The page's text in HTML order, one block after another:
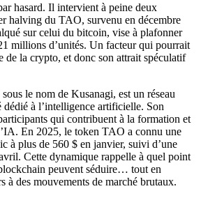
hasard. Il intervient à peine deux
halving du TAO, survenu en décembre
sur celui du bitcoin, vise à plafonner
millions d’unités. Un facteur qui pourrait
de la crypto, et donc son attrait spéculatif
le nom de Kusanagi, est un réseau
dédié à l’intelligence artificielle. Son
qui contribuent à la formation et
En 2025, le token TAO a connu une
à plus de 560 $ en janvier, suivi d’une
Cette dynamique rappelle à quel point
peuvent séduire… tout en
à des mouvements de marché brutaux.